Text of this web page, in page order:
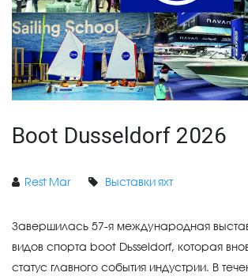
Boot Dusseldorf 2026
Rest Mar Выставки яхт
Завершилась 57-я международная
видов спорта boot Düsseldorf, которая
статус главного события индустрии. В